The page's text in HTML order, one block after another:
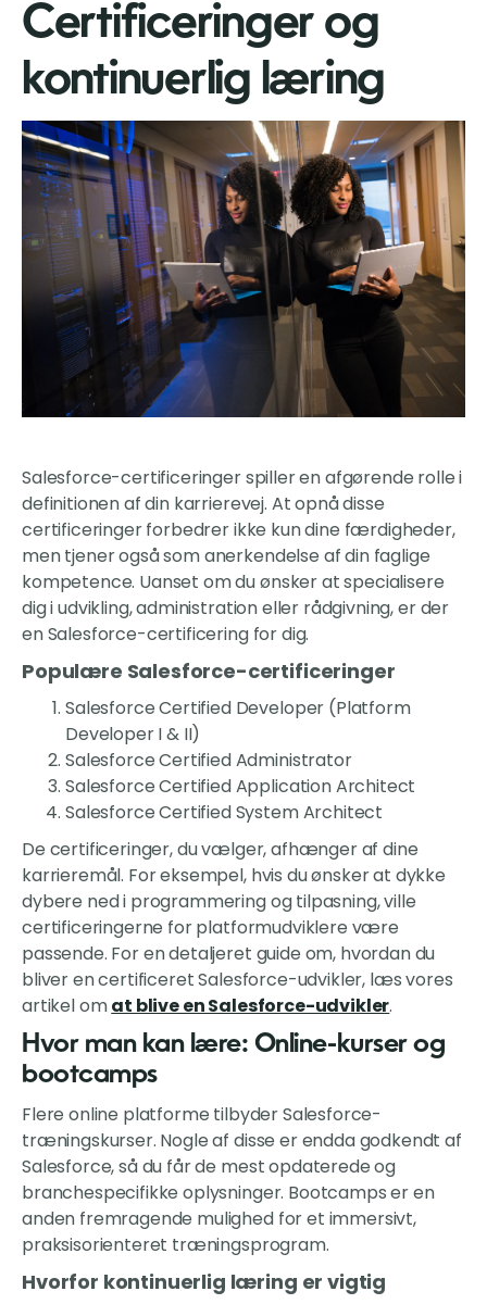
Certificeringer og
kontinuerlig læring
Salesforce-certificeringer spiller en afgørende rolle i
definitionen af din karrierevej. At opnå disse
certificeringer forbedrer ikke kun dine færdigheder,
men tjener også som anerkendelse af din faglige
kompetence. Uanset om du ønsker at specialisere
dig i udvikling, administration eller rådgivning, er der
en Salesforce-certificering for dig.
Populære Salesforce-certificeringer
Salesforce Certified Developer (Platform
Developer I & II)
Salesforce Certified Administrator
Salesforce Certified Application Architect
Salesforce Certified System Architect
De certificeringer, du vælger, afhænger af dine
karrieremål. For eksempel, hvis du ønsker at dykke
dybere ned i programmering og tilpasning, ville
certificeringerne for platformudviklere være
passende. For en detaljeret guide om, hvordan du
bliver en certificeret Salesforce-udvikler, læs vores
artikel omat blive en Salesforce-udvikler.
Hvor man kan lære: Online-kurser og
bootcamps
Flere online platforme tilbyder Salesforce-
træningskurser. Nogle af disse er endda godkendt af
Salesforce, så du får de mest opdaterede og
branchespecifikke oplysninger. Bootcamps er en
anden fremragende mulighed for et immersivt,
praksisorienteret træningsprogram.
Hvorfor kontinuerlig læring er vigtig